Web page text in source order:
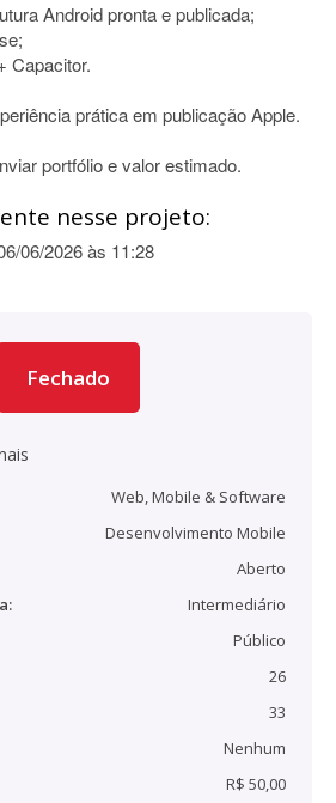
Android pronta e publicada;
Capacitor.
prática em publicação Apple.
portfólio e valor estimado.
nesse projeto:
06/2026 às 11:28
Fechado
Web, Mobile & Software
Desenvolvimento Mobile
Aberto
Intermediário
Público
26
33
Nenhum
R$ 50,00